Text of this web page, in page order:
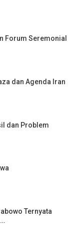
Forum Seremonial
dan Agenda Iran
dan Problem
Ternyata